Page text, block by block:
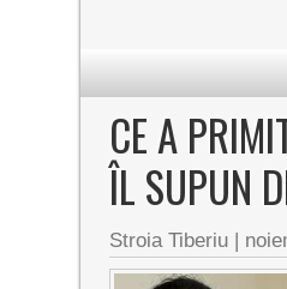
CE A
ÎL SUPUN
Stroia Tiberiu |